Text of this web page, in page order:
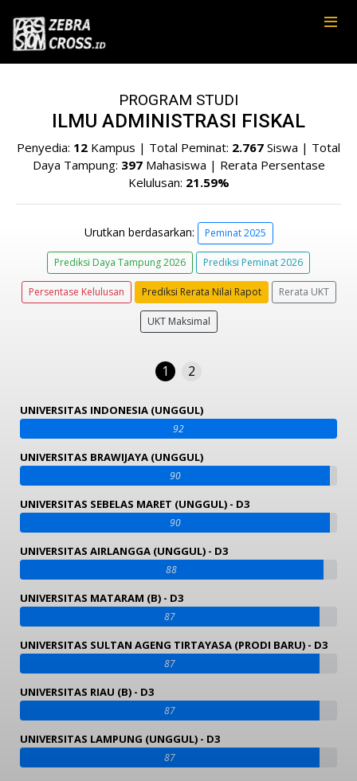
PROGRAM STUDI
ILMU ADMINISTRASI FISKAL
Penyedia: 12 Kampus | Total Peminat: 2.767 Siswa | Total
Daya Tampung: 397Mahasiswa | Rerata Persentase
Kelulusan: 21.59%
Urutkan berdasarkan: Peminat 2025
Prediksi Daya Tampung 2026 Prediksi Peminat 2026
Persentase Kelulusan Prediksi Rerata Nilai Rapot Rerata UKT
UKT Maksimal
1 2
UNIVERSITAS INDONESIA (UNGGUL)
92
UNIVERSITAS BRAWIJAYA (UNGGUL)
90
UNIVERSITAS SEBELAS MARET (UNGGUL) - D3
90
UNIVERSITAS AIRLANGGA (UNGGUL) - D3
88
UNIVERSITAS MATARAM (B) - D3
87
UNIVERSITAS SULTAN AGENG TIRTAYASA (PRODI BARU) - D3
87
UNIVERSITAS RIAU (B) - D3
87
UNIVERSITAS LAMPUNG (UNGGUL) - D3
87